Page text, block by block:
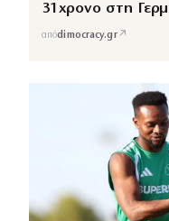
31χρονο στη
απόdimocracy.gr↗